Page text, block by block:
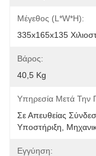
Μέγεθος (L*W*H):
335x165x135
Βάρος:
40,5 Kg
Υπηρεσία Μετά Την
Σε Απευθείας
Υποστήριξη,
Εγγύηση: